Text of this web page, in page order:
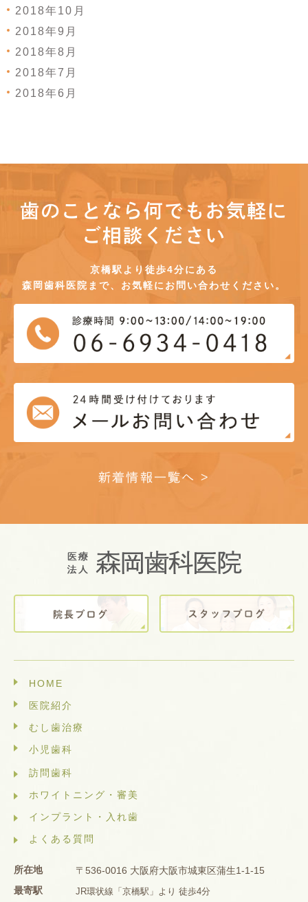
2018年10月
2018年9月
2018年8月
2018年7月
2018年6月
歯のことなら何でもお気軽に
ご相談ください
京橋駅より徒歩4分にある
森岡歯科医院まで、お気軽にお問い合わせください。
新着情報一覧へ >
HOME
医院紹介
むし歯治療
小児歯科
訪問歯科
ホワイトニング・審美
インプラント・入れ歯
よくある質問
所在地
〒536-0016 大阪府大阪市城東区蒲生1-1-15
最寄駅
JR環状線「京橋駅」より 徒歩4分